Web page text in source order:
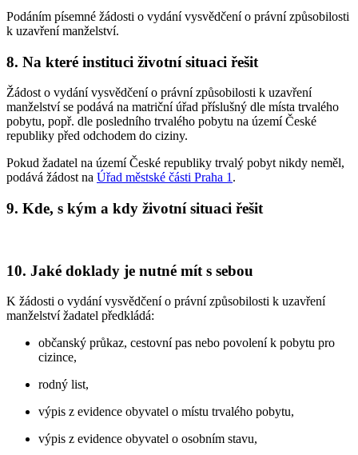
Podáním písemné žádosti o vydání vysvědčení o právní způsobilosti
k uzavření manželství.
8. Na které instituci životní situaci řešit
Žádost o vydání vysvědčení o právní způsobilosti k uzavření
manželství se podává na matriční úřad příslušný dle místa trvalého
pobytu, popř. dle posledního trvalého pobytu na území České
republiky před odchodem do ciziny.
Pokud žadatel na území České republiky trvalý pobyt nikdy neměl,
podává žádost na Úřad městské části Praha 1.
9. Kde, s kým a kdy životní situaci řešit
10. Jaké doklady je nutné mít s sebou
K žádosti o vydání vysvědčení o právní způsobilosti k uzavření
manželství žadatel předkládá:
občanský průkaz, cestovní pas nebo povolení k pobytu pro
cizince,
rodný list,
výpis z evidence obyvatel o místu trvalého pobytu,
výpis z evidence obyvatel o osobním stavu,